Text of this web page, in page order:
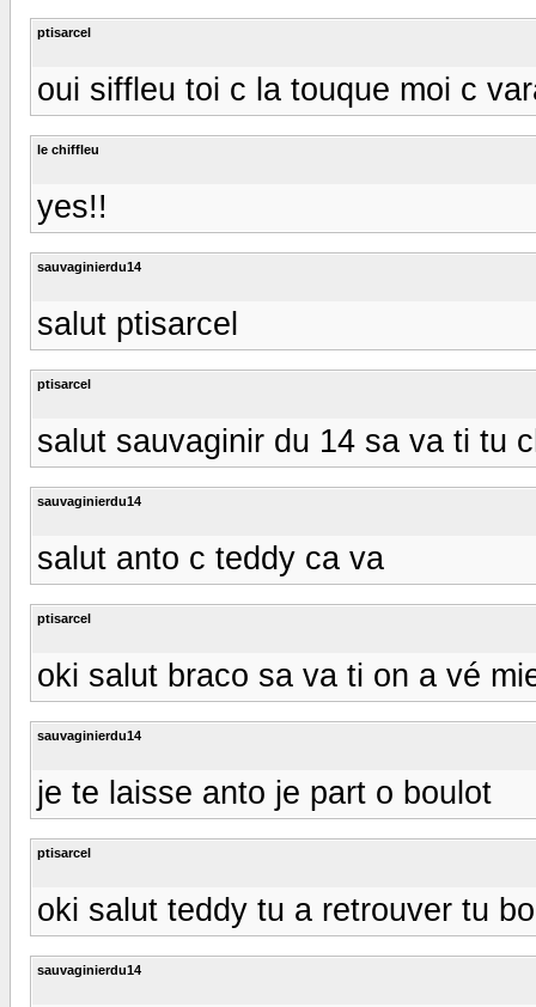
ptisarcel
oui siffleu toi c la touque moi c
le chiffleu
yes!!
sauvaginierdu14
salut ptisarcel
ptisarcel
salut sauvaginir du 14 sa va ti tu
sauvaginierdu14
salut anto c teddy ca va
ptisarcel
oki salut braco sa va ti on a vé
sauvaginierdu14
je te laisse anto je part o boulot
ptisarcel
oki salut teddy tu a retrouver tu
sauvaginierdu14